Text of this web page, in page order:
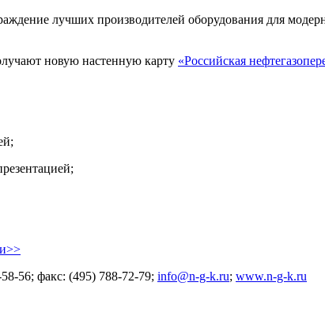
лучших производителей оборудования для
новую настенную карту «Российская
56; факс: (495) 788-72-79; info@n-g-k.ru; www.n-g-k.ru